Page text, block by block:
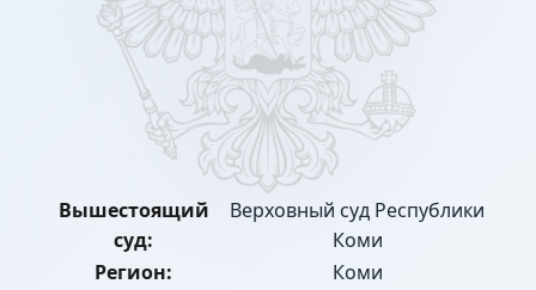
Вышестоящий
суд:
Верховный суд Республики
Коми
Регион:
Коми